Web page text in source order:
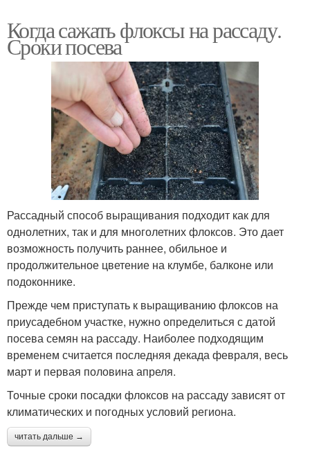
Когда сажать флоксы на рассаду.
Сроки посева
Рассадный способ выращивания подходит как для
однолетних, так и для многолетних флоксов. Это дает
возможность получить раннее, обильное и
продолжительное цветение на клумбе, балконе или
подоконнике.
Прежде чем приступать к выращиванию флоксов на
приусадебном участке, нужно определиться с датой
посева семян на рассаду. Наиболее подходящим
временем считается последняя декада февраля, весь
март и первая половина апреля.
Точные сроки посадки флоксов на рассаду зависят от
климатических и погодных условий региона.
читать дальше →